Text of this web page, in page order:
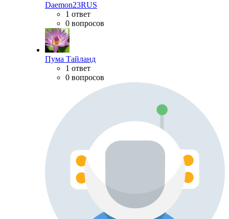
Daemon23RUS
1 ответ
0 вопросов
Пума Тайланд
1 ответ
0 вопросов